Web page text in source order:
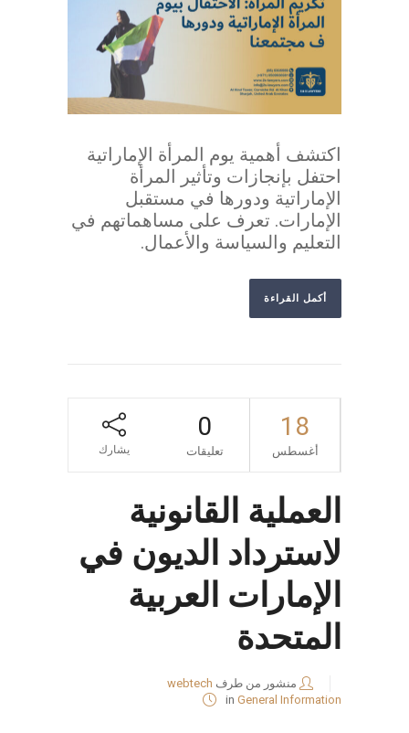
اكتشف أهمية يوم المرأة الإماراتية
احتفل بإنجازات وتأثير المرأة
الإماراتية ودورها في مستقبل
الإمارات. تعرف على مساهماتهم في
التعليم والسياسة والأعمال.
أكمل القراءة
18
أغسطس
0
تعليقات يشارك
العملية القانونية
لاسترداد الديون في
الإمارات العربية
المتحدة
منشور من طرف webtech
in General Information